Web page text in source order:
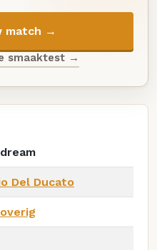
match →
smaaktest →
Del Ducato